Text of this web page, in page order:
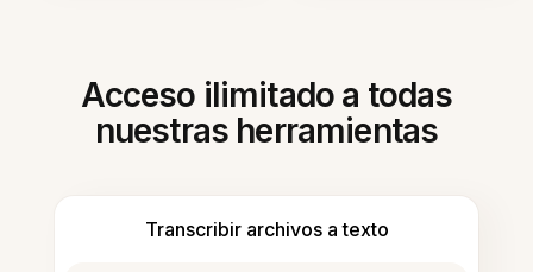
Acceso ilimitado a todas
nuestras herramientas
Transcribir archivos a texto